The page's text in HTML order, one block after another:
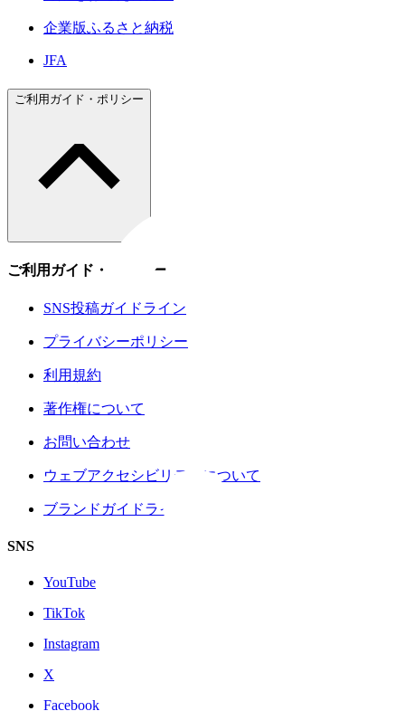
企業版ふるさと納税
JFA
ご利用ガイド・ポリシー
ご利用ガイド・ポリシー
SNS投稿ガイドライン
プライバシーポリシー
利用規約
著作権について
お問い合わせ
ウェブアクセシビリティについて
ブランドガイドライン
SNS
YouTube
TikTok
Instagram
X
Facebook